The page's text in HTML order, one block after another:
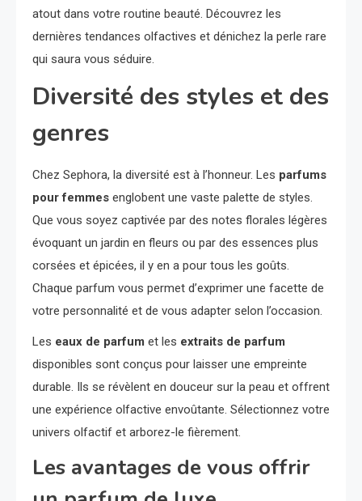
atout dans votre routine beauté. Découvrez les
dernières tendances olfactives et dénichez la perle rare
qui saura vous séduire.
Diversité des styles et des
genres
Chez Sephora, la diversité est à l’honneur. Les parfums
pour femmes englobent une vaste palette de styles.
Que vous soyez captivée par des notes florales légères
évoquant un jardin en fleurs ou par des essences plus
corsées et épicées, il y en a pour tous les goûts.
Chaque parfum vous permet d’exprimer une facette de
votre personnalité et de vous adapter selon l’occasion.
Les eaux de parfum et les extraits de parfum
disponibles sont conçus pour laisser une empreinte
durable. Ils se révèlent en douceur sur la peau et offrent
une expérience olfactive envoûtante. Sélectionnez votre
univers olfactif et arborez-le fièrement.
Les avantages de vous offrir